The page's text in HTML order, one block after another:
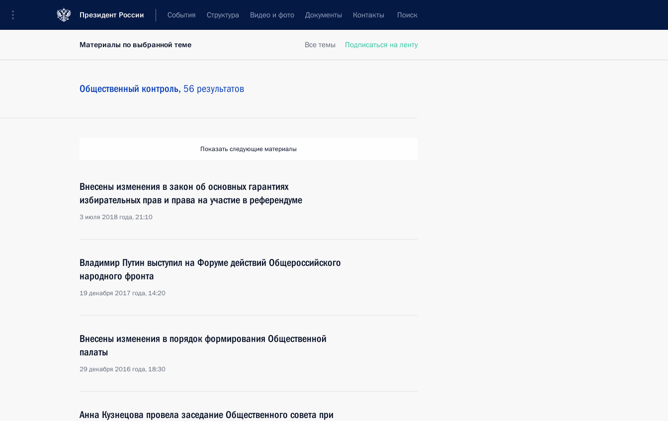
Президент России События Структура Видео и фото Документы Контакты Поиск
Все темы Подписаться на ленту
Материалы по выбранной теме
Общественный контроль, 56 результатов
Показать следующие материалы
Внесены изменения в закон об основных гарантиях
избирательных прав и права на участие в референдуме
3 июля 2018 года, 21:10
Владимир Путин выступил на Форуме действий Общероссийского
народного фронта
19 декабря 2017 года, 14:20
Внесены изменения в порядок формирования Общественной
палаты
29 декабря 2016 года, 18:30
Анна Кузнецова провела заседание Общественного совета при